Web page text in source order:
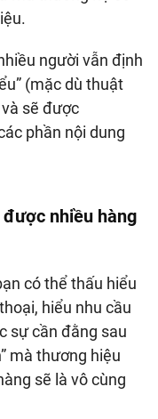
người vẫn định
(mặc dù thuật
sẽ được
phần nội dung
nhiều hàng
có thể thấu hiểu
hiểu nhu cầu
sự cần đằng sau
mà thương hiệu
sẽ là vô cùng